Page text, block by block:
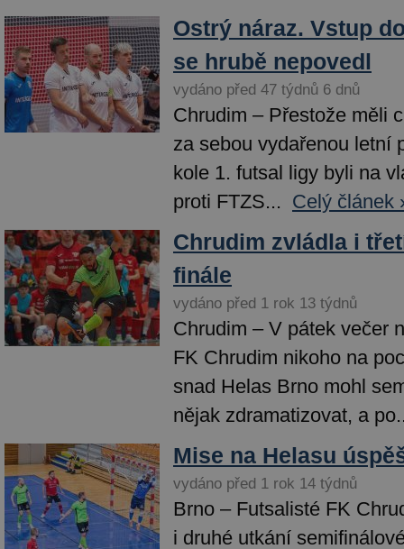
Ostrý náraz. Vstup
se hrubě nepovedl
vydáno před 47 týdnů 6 dnů
Chrudim – Přestože měli
za sebou vydařenou letní
kole 1. futsal ligy byli na
proti FTZS... Celý článek
Chrudim zvládla i
finále
vydáno před 1 rok 13 týdnů
Chrudim – V pátek večer
FK Chrudim nikoho na
snad Helas Brno mohl
nějak zdramatizovat, a
Mise na Helasu
vydáno před 1 rok 14 týdnů
Brno – Futsalisté FK
i druhé utkání